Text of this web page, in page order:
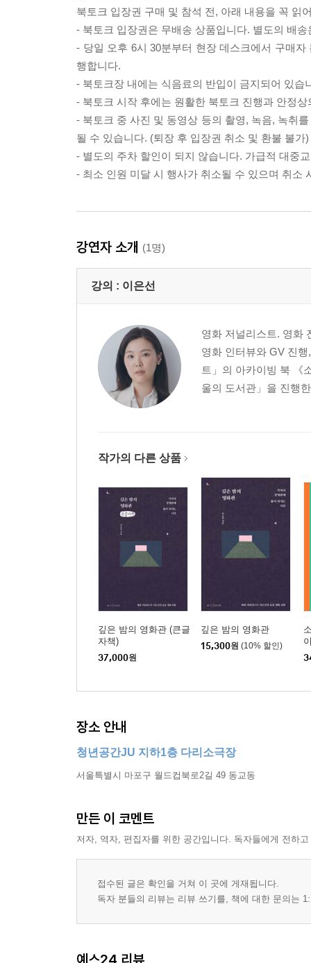
북토크 입장권 구매 및 참석 전, 아래 내용을 꼭 읽
- 북토크 입장권은 무배송 상품입니다. 별도의 배
- 당일 오후 6시 30분부터 현장 데스크에서 구매
행합니다.
- 북토크장 내에는 식음료의 반입이 금지되어 있습
- 북토크 시작 후에는 원활한 북토크 진행과 안정
- 북토크 중 사진 및 동영상 등의 촬영, 녹음, 녹취
될 수 있습니다. (퇴장 후 입장권 취소 및 환불 불가)
- 별도의 주차 할인이 되지 않습니다. 가급적 대중
- 최소 인원 미달 시 행사가 취소될 수 있으며 취소
강연자 소개 (1명)
강의 : 이은선
영화 저널리스트. 영화
영화 인터뷰와 GV 진
트」의 아카이빙 북 《
울의 도서관」을 진행
작가의 다른 상품
깊은 밤의 영화관 (큰글
자책)
37,000원
깊은 밤의 영화관
15,300원 (10% 할인)
장소 안내
청년공간JU 지하1층 다리소극장
서울특별시 마포구 월드컵북로2길 49 동교동
만든 이 코멘트
저자, 역자, 편집자를 위한 공간입니다. 독자들에게 전하
접수된 글은 확인을 거쳐 이 곳에 게재됩니다.
독자 분들의 리뷰는 리뷰 쓰기를, 책에 대한 문의는
예스24 리뷰